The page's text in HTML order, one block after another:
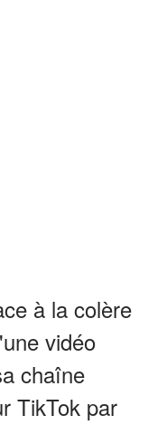
à la colère
vidéo
chaîne
TikTok par